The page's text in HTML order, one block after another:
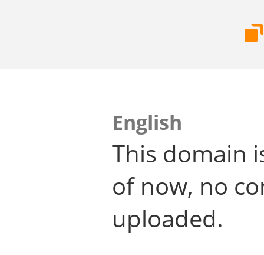
English
This domain
of now, no
uploaded.